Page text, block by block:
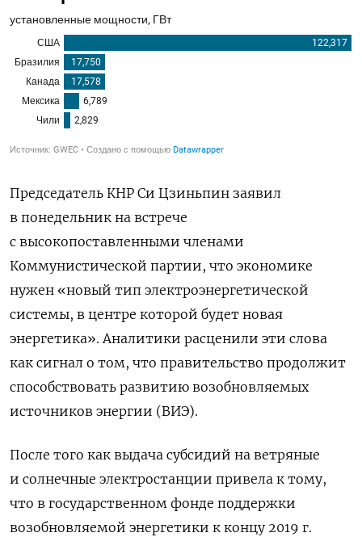
Председатель КНР Си Цзиньпин заявил
в понедельник на встрече
с высокопоставленными членами
Коммунистической партии, что экономике
нужен «новый тип электроэнергетической
системы, в центре которой будет новая
энергетика». Аналитики расценили эти слова
как сигнал о том, что правительство продолжит
способствовать развитию возобновляемых
источников энергии (ВИЭ).
После того как выдача субсидий на ветряные
и солнечные электростанции привела к тому,
что в государственном фонде поддержки
возобновляемой энергетики к концу 2019 г.